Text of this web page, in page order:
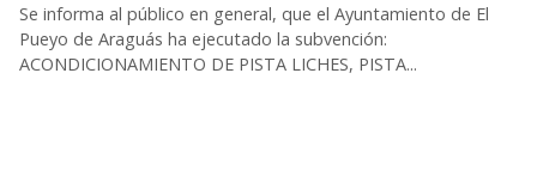
Se informa al público en general, que el Ayuntamiento de El
Pueyo de Araguás ha ejecutado la subvención:
ACONDICIONAMIENTO DE PISTA LICHES, PISTA...